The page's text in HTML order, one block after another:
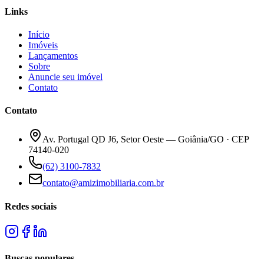
Links
Início
Imóveis
Lançamentos
Sobre
Anuncie seu imóvel
Contato
Contato
Av. Portugal QD J6, Setor Oeste — Goiânia/GO · CEP
74140-020
(62) 3100-7832
contato@amizimobiliaria.com.br
Redes sociais